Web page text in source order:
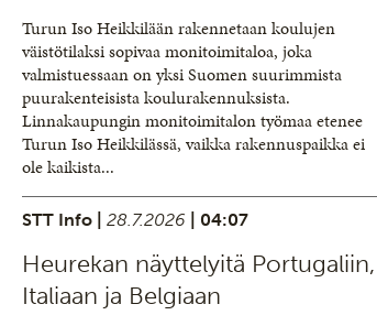
Turun Iso Heikkilään rakennetaan koulujen
väistötilaksi sopivaa monitoimitaloa, joka
valmistuessaan on yksi Suomen suurimmista
puurakenteisista koulurakennuksista.
Linnakaupungin monitoimitalon työmaa etenee
Turun Iso Heikkilässä, vaikka rakennuspaikka ei
ole kaikista...
STT Info | 28.7.2026 | 04:07
Heurekan näyttelyitä Portugaliin,
Italiaan ja Belgiaan